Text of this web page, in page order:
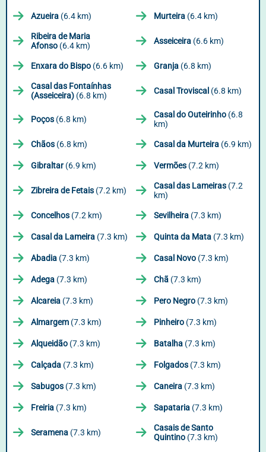
Azueira (6.4 km) Murteira (6.4 km)
Ribeira de Maria
Afonso (6.4 km) Asseiceira (6.6 km)
Enxara do Bispo (6.6 km) Granja (6.8 km)
Casal das Fontaínhas
(Asseiceira) (6.8 km) Casal Troviscal (6.8 km)
Poços (6.8 km) Casal do Outeirinho (6.8
km)
Chãos (6.8 km) Casal da Murteira (6.9 km)
Gibraltar(6.9 km) Vermões (7.2 km)
Zibreira de Fetais (7.2 km) Casal das Lameiras (7.2
km)
Concelhos (7.2 km) Sevilheira (7.3 km)
Casal da Lameira (7.3 km) Quinta da Mata (7.3 km)
Abadia (7.3 km) Casal Novo (7.3 km)
Adega (7.3 km) Chã (7.3 km)
Alcareia (7.3 km) Pero Negro (7.3 km)
Almargem (7.3 km) Pinheiro (7.3 km)
Alqueidão (7.3 km) Batalha (7.3 km)
Calçada (7.3 km) Folgados (7.3 km)
Sabugos (7.3 km) Caneira (7.3 km)
Freiria (7.3 km) Sapataria (7.3 km)
Seramena (7.3 km)
Casais de Santo
Quintino (7.3 km)